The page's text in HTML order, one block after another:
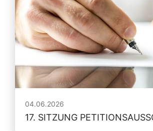
04.06.2026
17. SITZUNG